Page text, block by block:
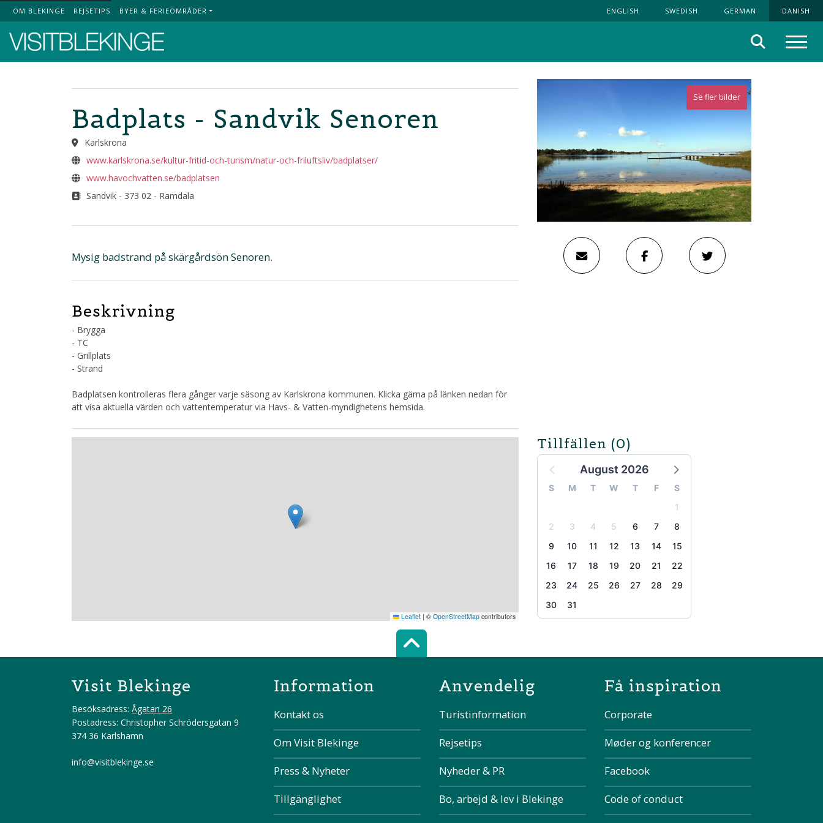
Top Menu
OM BLEKINGE REJSETIPS BYER & FERIEOMRÅDER ENGLISH SWEDISH GERMAN DANISH
Søg
Se fler bilder
Badplats - Sandvik Senoren
Karlskrona
www.karlskrona.se/kultur-fritid-och-turism/natur-och-friluftsliv/badplatser/
www.havochvatten.se/badplatsen
Sandvik - 373 02 - Ramdala
Mysig badstrand på skärgårdsön Senoren.
Beskrivning
- Brygga
- TC
- Grillplats
- Strand
Badplatsen kontrolleras flera gånger varje säsong av Karlskrona kommunen. Klicka gärna på länken nedan för
att visa aktuella värden och vattentemperatur via Havs- & Vatten-myndighetens hemsida.
Tillfällen (0)
August 2026
S M T W T F
S
1
2
3 4 5 6 7
8
9
10 11 12 13 14
15
16
17 18 19 20 21
22
23
24 25 26 27 28
29
30
31
Leaflet | © OpenStreetMap contributors
Scroll top of the page
Visit Blekinge
Besöksadress: Ågatan 26
Postadress: Christopher Schrödersgatan 9
374 36 Karlshamn
info@visitblekinge.se
Information
Kontakt os
Om Visit Blekinge
Press & Nyheter
Tillgänglighet
Anvendelig
Turistinformation
Rejsetips
Nyheder & PR
Bo, arbejd & lev i Blekinge
Få inspiration
Corporate
Møder og konferencer
Facebook
Code of conduct